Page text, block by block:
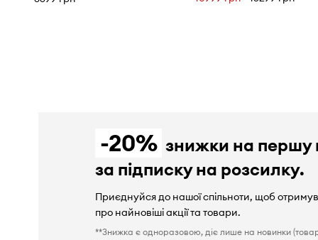
-20% знижки на першу
за підписку на розсилку.
Приєднуйся до нашої спільноти, щоб
про найновіші акції та товари.
**Знижка є одноразовою, діє лише на новинки